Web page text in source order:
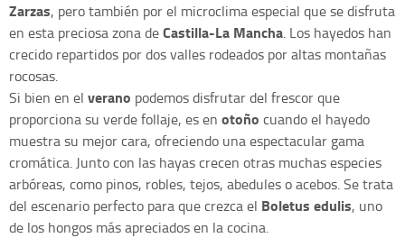
Zarzas, pero también por el microclima especial que se disfruta
en esta preciosa zona deCastilla-La Mancha. Los hayedos han
crecido repartidos por dos valles rodeados por altas montañas
rocosas.
Si bien en el verano podemos disfrutar del frescor que
proporciona su verde follaje, es en otoño cuando el hayedo
muestra su mejor cara, ofreciendo una espectacular gama
cromática. Junto con las hayas crecen otras muchas especies
arbóreas, como pinos, robles, tejos, abedules o acebos. Se trata
del escenario perfecto para que crezca el Boletus edulis, uno
de los hongos más apreciados en la cocina.